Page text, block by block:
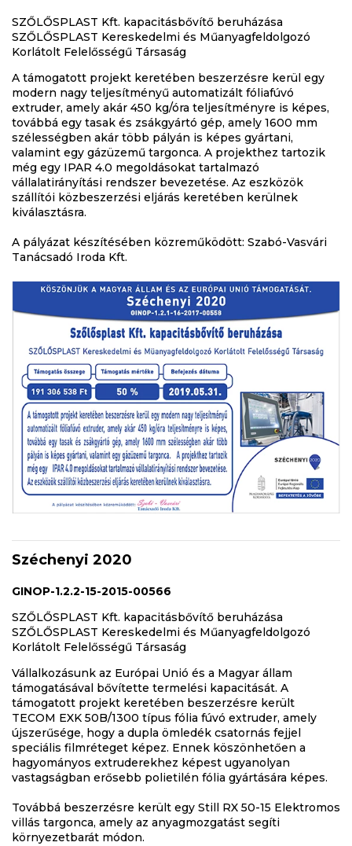
SZŐLŐSPLAST Kft. kapacitásbővítő beruházása
SZŐLŐSPLAST Kereskedelmi és Műanyagfeldolgozó
Korlátolt Felelősségű Társaság
A támogatott projekt keretében beszerzésre kerül egy
modern nagy teljesítményű automatizált fóliafúvó
extruder, amely akár 450 kg/óra teljesítményre is képes,
továbbá egy tasak és zsákgyártó gép, amely 1600 mm
szélességben akár több pályán is képes gyártani,
valamint egy gázüzemű targonca. A projekthez tartozik
még egy IPAR 4.0 megoldásokat tartalmazó
vállalatirányítási rendszer bevezetése. Az eszközök
szállítói közbeszerzési eljárás keretében kerülnek
kiválasztásra.
A pályázat készítésében közreműködött: Szabó-Vasvári
Tanácsadó Iroda Kft.
Széchenyi 2020
GINOP-1.2.2-15-2015-00566
SZŐLŐSPLAST Kft. kapacitásbővítő beruházása
SZŐLŐSPLAST Kereskedelmi és Műanyagfeldolgozó
Korlátolt Felelősségű Társaság
Vállalkozásunk az Európai Unió és a Magyar állam
támogatásával bővítette termelési kapacitását. A
támogatott projekt keretében beszerzésre került
TECOM EXK 50B/1300 típus fólia fúvó extruder, amely
újszerűsége, hogy a dupla ömledék csatornás fejjel
speciális filmréteget képez. Ennek köszönhetően a
hagyományos extruderekhez képest ugyanolyan
vastagságban erősebb polietilén fólia gyártására képes.
Továbbá beszerzésre került egy Still RX 50-15 Elektromos
villás targonca, amely az anyagmozgatást segíti
környezetbarát módon.